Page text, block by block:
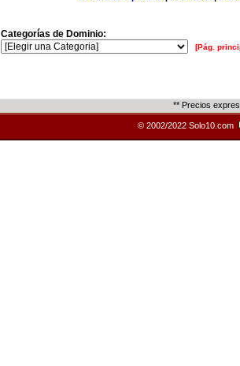
Categorías de Dominio:
[Pág.
** Precios
© 2002/2022 Solo10.com